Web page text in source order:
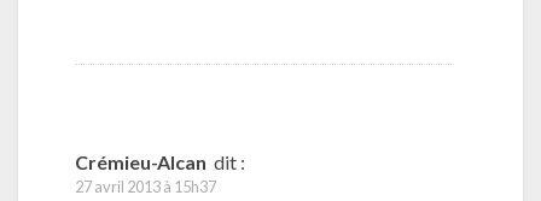
Crémieu-Alcan dit :
27 avril 2013 à 15h37